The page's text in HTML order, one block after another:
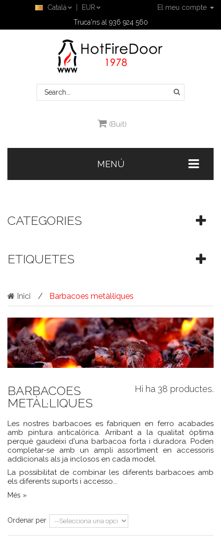
El meu compte
Català
EUR
Truca'ns al 936 924 560
(Buit)
MENÚ
CATEGORIES
ETIQUETES
Inici Barbacoes metàl·liques
Hi ha 38 productes.
BARBACOES
METÀL·LIQUES
Les nostres barbacoes es fabriquen en ferro acabades
amb pintura anticalòrica. Arribant a la qualitat òptima
perquè gaudeixi d'una barbacoa forta i duradora. Poden
completar-se amb un ampli assortiment en accessoris
addicionals als ja inclosos en cada model.
La possibilitat de combinar les diferents barbacoes amb
els diferents suports i accesso...
Més »
Ordenar per